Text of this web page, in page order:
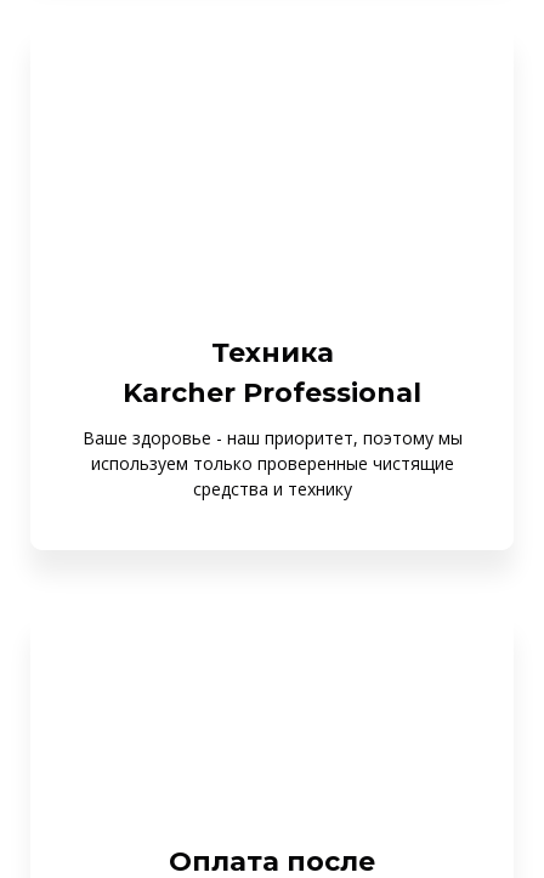
Техника
Karcher Professional
Ваше здоровье - наш приоритет, поэтому мы
используем только проверенные чистящие
средства и технику
Оплата после